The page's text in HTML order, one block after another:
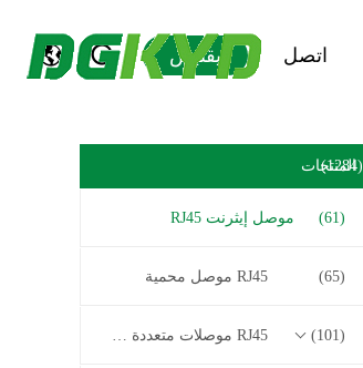
اتصل يقتبس
المنتجات(1284)
موصل إيثرنت RJ45 (61)
RJ45 موصل محمية (65)
RJ45 موصلات متعددة الموصل (101)